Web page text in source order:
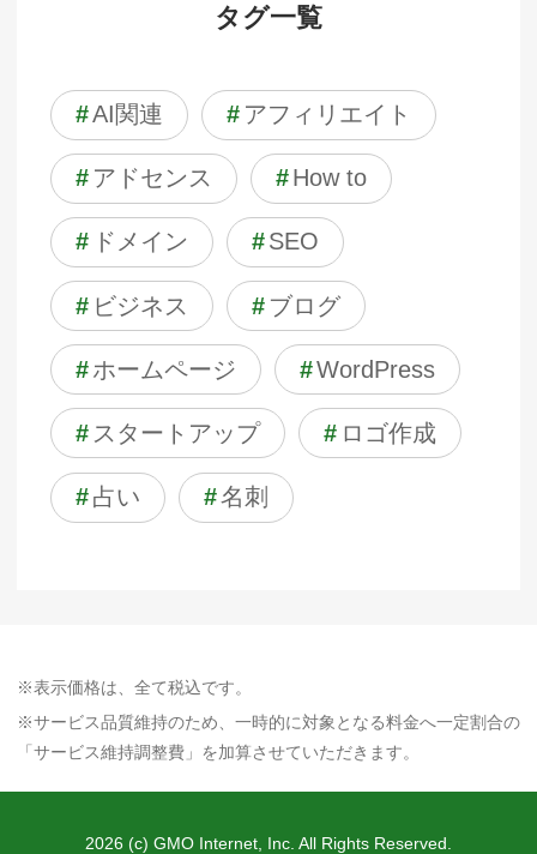
タグ一覧
#AI関連 # アフィリエイト
# アドセンス #How to
# ドメイン #SEO
# ビジネス # ブログ
#ホームページ #WordPress
# スタートアップ # ロゴ作成
#占い #名刺
※表示価格は、全て税込です。
※サービス品質維持のため、一時的に対象となる料金へ一定割合の
「サービス維持調整費」を加算させていただきます。
2026 (c) GMO Internet, Inc. All Rights Reserved.